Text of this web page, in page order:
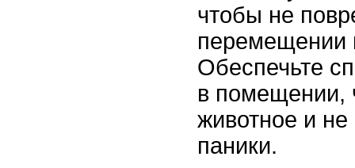
чтобы не
перемещении
Обеспечьте
в помещении,
животное и не
паники.